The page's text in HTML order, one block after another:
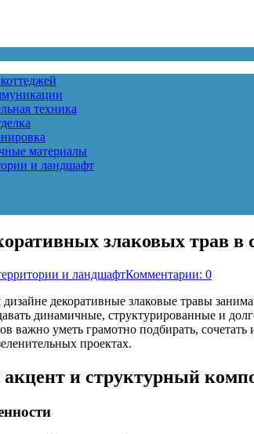
техника
материалы
и ландшафт
злаковых трав
и ландшафтКомментарии: 0
декоративные злаковые травы
динамичные, структурированные и
важно уметь грамотно подбирать,
проектах.
и структурный